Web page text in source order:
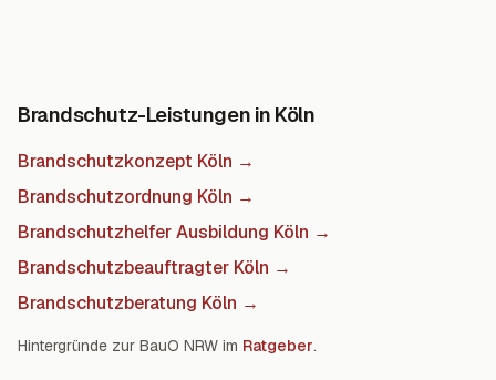
Brandschutz-Leistungen in Köln
Brandschutzkonzept Köln →
Brandschutzordnung Köln →
Brandschutzhelfer Ausbildung Köln →
Brandschutzbeauftragter Köln →
Brandschutzberatung Köln →
Hintergründe zur BauO NRW im Ratgeber.